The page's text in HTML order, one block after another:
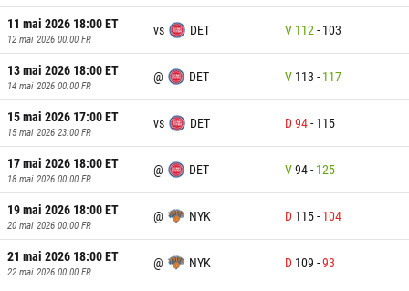
11 mai 2026 18:00ET
12 mai 2026 00:00 FR
vs DET V 112- 103
13 mai 2026 18:00ET
14 mai 2026 00:00 FR
@ DET V 113 - 117
15 mai 2026 17:00ET
15 mai 2026 23:00 FR
vs DET D 94- 115
17 mai 2026 18:00ET
18 mai 2026 00:00 FR
@ DET V94- 125
19 mai 2026 18:00ET
20 mai 2026 00:00 FR
@ NYK D 115- 104
21 mai 2026 18:00ET
22 mai 2026 00:00 FR
@ NYK D 109 -93